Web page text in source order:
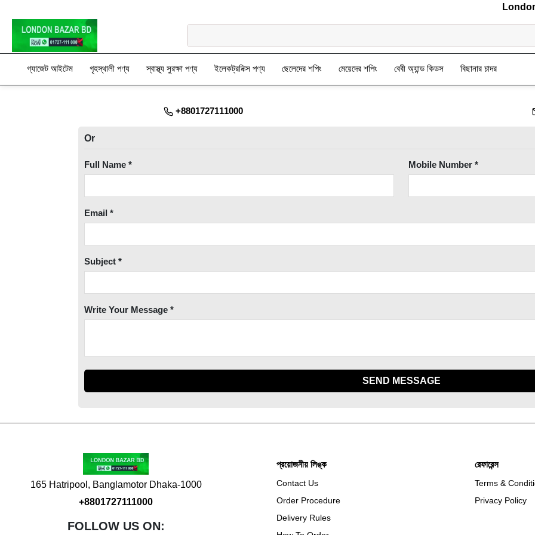
London
গ্যাজেট আইটেম গৃহস্থালী পণ্য স্বাস্থ্য সুরক্ষা পণ্য ইলেকট্রনিক্স পণ্য ছেলেদের শপিং মেয়েদের শপিং বেবী অ্যান্ড কিডস বিছানার চাদর
+8801727111000
Or
Full Name * Mobile Number *
Email *
Subject *
Write Your Message *
SEND MESSAGE
165 Hatripool, Banglamotor Dhaka-1000
+8801727111000
FOLLOW US ON:
প্রয়োজনীয় লিঙ্ক
Contact Us
Order Procedure
Delivery Rules
রেফারেন্স
Terms &
Privacy Policy